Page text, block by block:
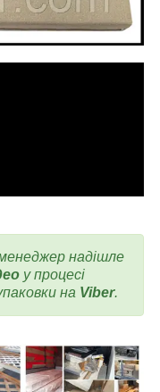
надішле
у процесі
на Viber.